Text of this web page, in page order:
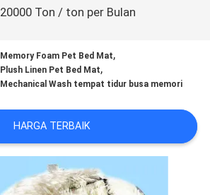
20000 Ton / ton per Bulan
Memory Foam Pet Bed Mat,
Plush Linen Pet Bed Mat,
Mechanical Wash tempat tidur busa memori
HARGA TERBAIK